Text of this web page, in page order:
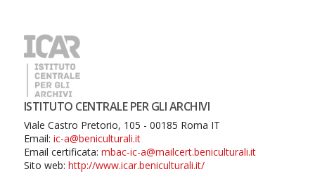
ISTITUTO CENTRALE PER GLI ARCHIVI
Viale Castro Pretorio, 105 - 00185 Roma IT
Email: ic-a@beniculturali.it
Email certificata: mbac-ic-a@mailcert.beniculturali.it
Sito web: http://www.icar.beniculturali.it/